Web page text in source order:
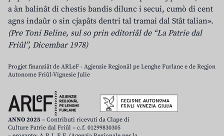
a àn balinât di chestis bandis dilunc i secui, cumò di cent
agns indaûr o sin cjapâts dentri tal tramai dal Stât talian».
(Pre Toni Beline, sul so prin editoriâl de “La Patrie dal
Friûl”, Dicembar 1978)
Progjet finanziât de ARLeF - Agjenzie Regjonâl pe Lenghe Furlane e de Regjon
Autonome Friûl-Vignesie Julie
ANNO 2025 – Contributi ricevuti da Clape di
Culture Patrie dal Friûl – c.f. 01299830305